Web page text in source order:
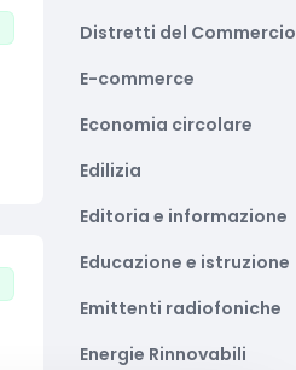
Distretti del Commercio
E-commerce
Economia circolare
Edilizia
Editoria e informazione
Educazione e istruzione
Emittenti radiofoniche
Energie Rinnovabili